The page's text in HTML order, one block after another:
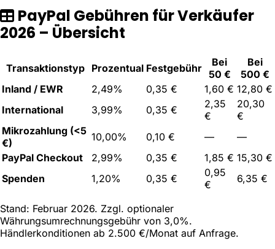
PayPal Gebühren für Verkäufer
2026 – Übersicht
Transaktionstyp Prozentual Festgebühr
Bei
50 €
Bei
500 €
Inland / EWR
2,49% 0,35 € 1,60 € 12,80 €
International
3,99% 0,35 €
2,35
€
20,30
€
Mikrozahlung (<5
€)
10,00% 0,10 € —
—
PayPal Checkout
2,99% 0,35 € 1,85 € 15,30 €
Spenden
1,20% 0,35 €
0,95
€
6,35 €
Stand: Februar 2026. Zzgl. optionaler
Währungsumrechnungsgebühr von 3,0%.
Händlerkonditionen ab 2.500 €/Monat auf Anfrage.